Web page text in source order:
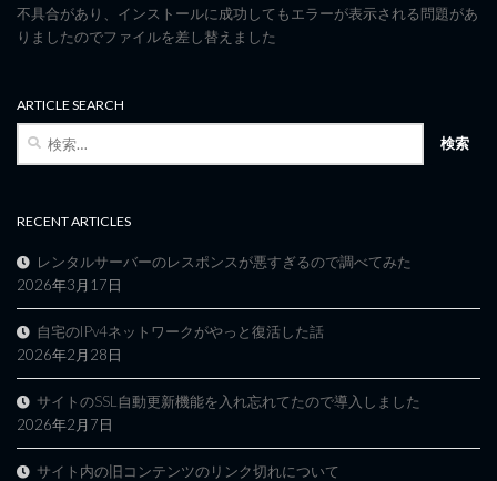
不具合があり、インストールに成功してもエラーが表示される問題があ
りましたのでファイルを差し替えました
ARTICLE SEARCH
RECENT ARTICLES
レンタルサーバーのレスポンスが悪すぎるので調べてみた
2026年3月17日
自宅のIPv4ネットワークがやっと復活した話
2026年2月28日
サイトのSSL自動更新機能を入れ忘れてたので導入しました
2026年2月7日
サイト内の旧コンテンツのリンク切れについて